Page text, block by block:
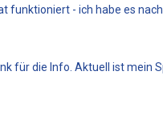
funktioniert - ich habe es
für die Info. Aktuell ist mein